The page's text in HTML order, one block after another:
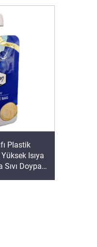
Plastik
Isıya
Sıvı Doypack